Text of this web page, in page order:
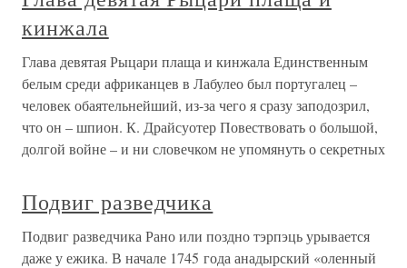
кинжала
Глава девятая Рыцари плаща и кинжала Единственным
белым среди африканцев в Лабулео был португалец –
человек обаятельнейший, из-за чего я сразу заподозрил,
что он – шпион. К. Драйсуотер Повествовать о большой,
долгой войне – и ни словечком не упомянуть о секретных
Подвиг разведчика
Подвиг разведчика Рано или поздно тэрпэць урывается
даже у ежика. В начале 1745 года анадырский «оленный